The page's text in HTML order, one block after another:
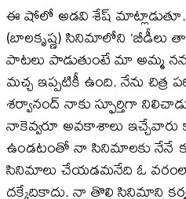
ఈ షోలో అడవి శేష్ మాట్లాడుతూ..
(బాలకృష్ణ) సినిమాలోని ‘బీడీలు
పాటలు పాడుతుంటే మా అమ్మ
మచ్చ ఇప్పటికీ ఉంది. నేను చిత్ర
శర్వానంద్‌ నాకు స్ఫూర్తిగా
నాకెవ్వరూ అవకాశాలు
ఉండటంతో నా సినిమాలకు నేనే
సినిమాలు చేయడమనేది ఓ
దక్కేదికాదు. నా తొలి సినిమాని